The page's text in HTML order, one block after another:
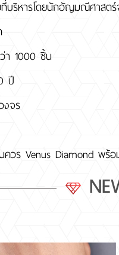
ที่บริหารโดยนักอัญมณีศา
1000 ชิ้น
ปี
จร
ควร Venus Diamond พร้อ